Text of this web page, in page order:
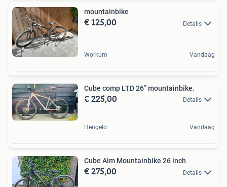
mountainbike
€ 125,00 Details
Workum Vandaag
Cube comp LTD 26” mountainbike.
€ 225,00 Details
Hengelo Vandaag
Cube Aim Mountainbike 26 inch
€ 275,00 Details